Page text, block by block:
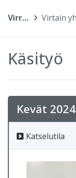
Virrat
Käsityö
Kevät 2024
Katselutila